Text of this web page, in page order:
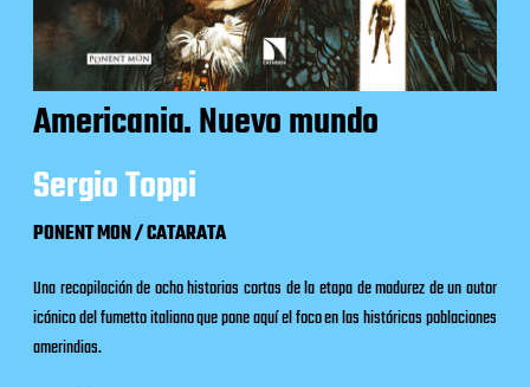
Americania. Nuevo mundo
Sergio Toppi
PONENT MON / CATARATA
Una recopilación de ocho historias cortas de la etapa de madurez de un autor
icónico del fumetto italiano que pone aquí el foco en las históricas poblaciones
amerindias.